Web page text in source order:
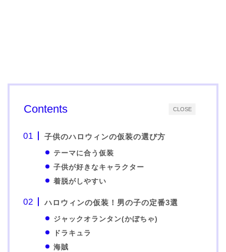
CLOSE
Contents
子供のハロウィンの仮装の選び方
テーマに合う仮装
子供が好きなキャラクター
着脱がしやすい
ハロウィンの仮装！男の子の定番3選
ジャックオランタン(かぼちゃ)
ドラキュラ
海賊